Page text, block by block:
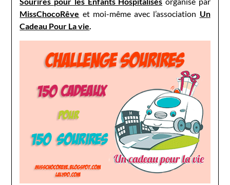
MissChocoRêve et moi-même avec l’association Un
Cadeau Pour La vie.